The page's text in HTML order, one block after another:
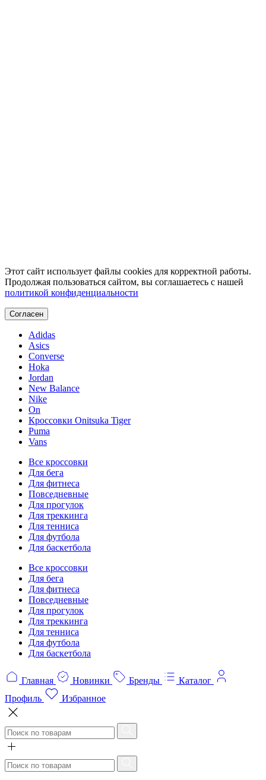
Этот сайт использует файлы cookies для корректной работы.
Продолжая пользоваться сайтом, вы соглашаетесь с нашей
политикой конфиденциальности
Согласен
Adidas
Asics
Converse
Hoka
Jordan
New Balance
Nike
On
Кроссовки Onitsuka Tiger
Puma
Vans
Все кроссовки
Для бега
Для фитнеса
Повседневные
Для прогулок
Для треккинга
Для тенниса
Для футбола
Для баскетбола
Все кроссовки
Для бега
Для фитнеса
Повседневные
Для прогулок
Для треккинга
Для тенниса
Для футбола
Для баскетбола
Главная Новинки Бренды
Каталог
Профиль
Избранное